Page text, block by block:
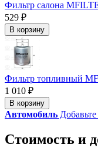
Фильтр салона
529 ₽
В корзину
Фильтр топливный
1 010 ₽
В корзину
Автомобиль
Стоимость и